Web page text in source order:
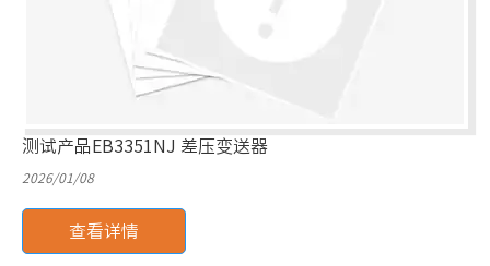
测试产品EB3351NJ 差压变送器
2026/01/08
查看详情